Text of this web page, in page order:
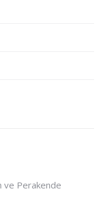
ve Perakende